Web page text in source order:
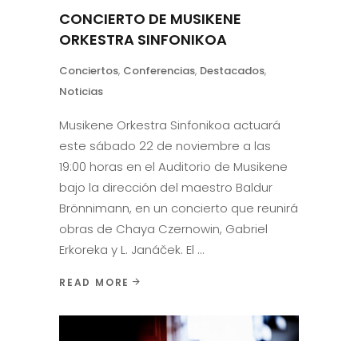
CONCIERTO DE MUSIKENE
ORKESTRA SINFONIKOA
Conciertos, Conferencias, Destacados,
Noticias
Musikene Orkestra Sinfonikoa actuará
este sábado 22 de noviembre a las
19:00 horas en el Auditorio de Musikene
bajo la dirección del maestro Baldur
Brönnimann, en un concierto que reunirá
obras de Chaya Czernowin, Gabriel
Erkoreka y L. Janáček. El
READ MORE